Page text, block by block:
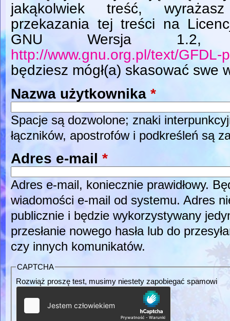
jakąkolwiek treść,
przekazania tej treści na
GNU Wersja 1.2,
http://www.gnu.org.pl/text/GFDL-
będziesz mógł(a) skasować swe
Nazwa użytkownika *
Spacje są dozwolone; znaki
łączników, apostrofów i podkreśleń są
Adres e-mail *
Adres e-mail, koniecznie prawidłowy.
wiadomości e-mail od systemu. Adres
publicznie i będzie wykorzystywany
przesłanie nowego hasła lub do
czy innych komunikatów.
CAPTCHA
Rozwiąż proszę test, musimy niestety zapobiegać spamowi